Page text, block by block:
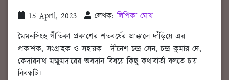
15 April, 2023 লেখক:লিপিকা ঘোষ
মৈমনসিংহ গীতিকা প্রকাশের শতবর্ষের প্রাক্কালে দাঁড়িয়ে এর
প্রকাশক, সংগ্রাহক ও সহায়ক - দীনেশ চন্দ্র সেন, চন্দ্র কুমার দে,
কেদারনাথ মজুমদারের অবদান বিষয়ে কিছু কথাবার্তা বলতে চায়
নিবন্ধটি।